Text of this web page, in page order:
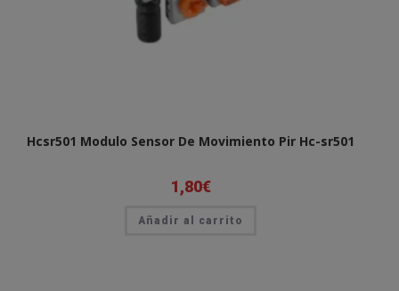
Hcsr501 Modulo Sensor De Movimiento Pir Hc-sr501
1,80€
Añadir al carrito